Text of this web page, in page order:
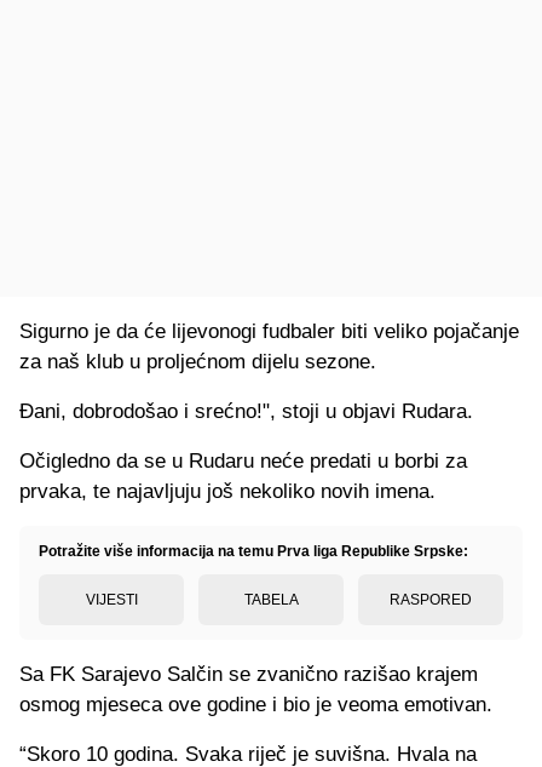
Sigurno je da će lijevonogi fudbaler biti veliko pojačanje
za naš klub u proljećnom dijelu sezone.
Đani, dobrodošao i srećno!", stoji u objavi Rudara.
Očigledno da se u Rudaru neće predati u borbi za
prvaka, te najavljuju još nekoliko novih imena.
Potražite više informacija na temu Prva liga Republike Srpske:
VIJESTI TABELA RASPORED
Sa FK Sarajevo Salčin se zvanično razišao krajem
osmog mjeseca ove godine i bio je veoma emotivan.
“Skoro 10 godina. Svaka riječ je suvišna. Hvala na